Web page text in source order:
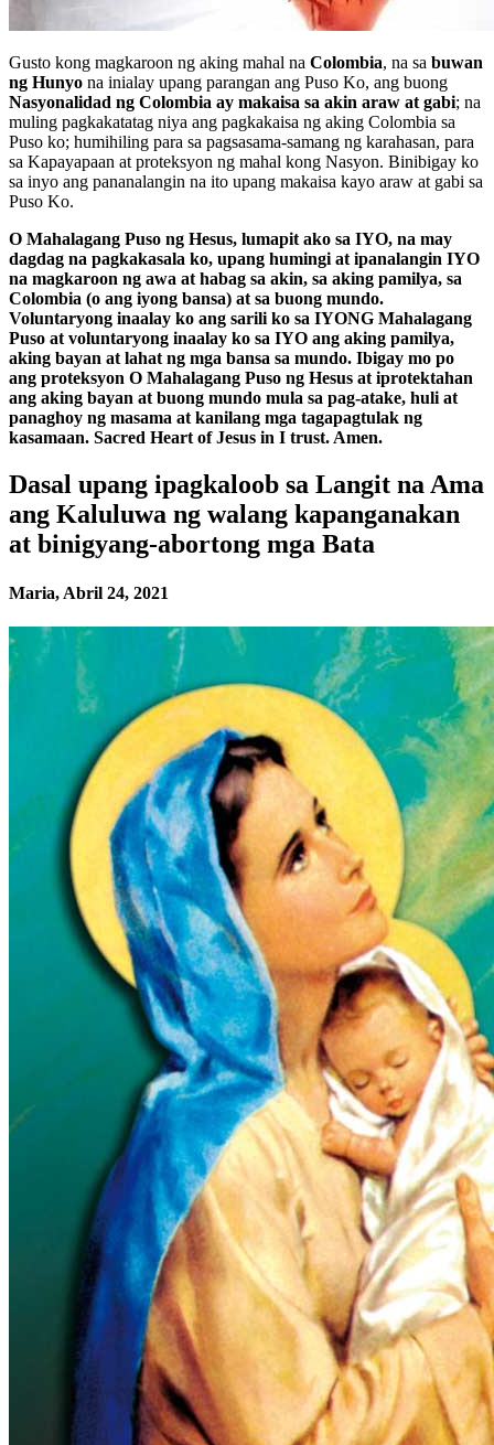
Gusto kong magkaroon ng aking mahal na Colombia, na sa buwan
ng Hunyo na inialay upang parangan ang Puso Ko, ang buong
Nasyonalidad ng Colombia ay makaisa sa akin araw at gabi; na
muling pagkakatatag niya ang pagkakaisa ng aking Colombia sa
Puso ko; humihiling para sa pagsasama-samang ng karahasan, para
sa Kapayapaan at proteksyon ng mahal kong Nasyon. Binibigay ko
sa inyo ang pananalangin na ito upang makaisa kayo araw at gabi sa
Puso Ko.
O Mahalagang Puso ng Hesus, lumapit ako sa IYO, na may
dagdag na pagkakasala ko, upang humingi at ipanalangin IYO
na magkaroon ng awa at habag sa akin, sa aking pamilya, sa
Colombia (o ang iyong bansa) at sa buong mundo.
Voluntaryong inaalay ko ang sarili ko sa IYONG Mahalagang
Puso at voluntaryong inaalay ko sa IYO ang aking pamilya,
aking bayan at lahat ng mga bansa sa mundo. Ibigay mo po
ang proteksyon O Mahalagang Puso ng Hesus at iprotektahan
ang aking bayan at buong mundo mula sa pag-atake, huli at
panaghoy ng masama at kanilang mga tagapagtulak ng
kasamaan. Sacred Heart of Jesus in I trust. Amen.
Dasal upang ipagkaloob sa Langit na Ama
ang Kaluluwa ng walang kapanganakan
at binigyang-abortong mga Bata
Maria, Abril 24, 2021